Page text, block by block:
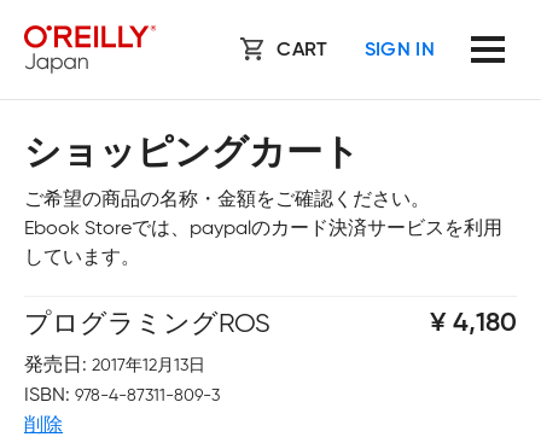
CART SIGN IN
ショッピングカート
ご希望の商品の名称・金額をご確認ください。
Ebook Storeでは、paypalのカード決済サービスを利用
しています。
プログラミングROS
発売日 2017年12月13日
ISBN 978-4-87311-809-3
削除
4,180